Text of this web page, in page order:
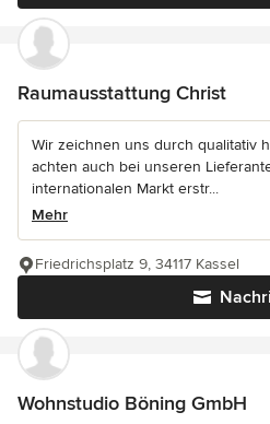
Raumausstattung Christ
Wir zeichnen uns durch qualitativ
achten auch bei unseren
internationalen Markt erstr...
Mehr
Friedrichsplatz 9, 34117 Kassel
Wohnstudio Böning GmbH